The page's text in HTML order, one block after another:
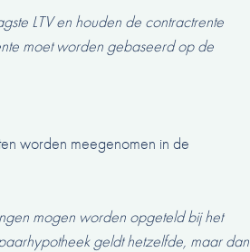
LTV en houden de contractrente
moet worden gebaseerd op de
worden meegenomen in de
mogen worden opgeteld bij het
geldt hetzelfde, maar dan